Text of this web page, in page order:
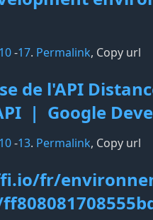
10-17. Permalink, Copy url
de l'API
| Google
10-13. Permalink, Copy url
fr/